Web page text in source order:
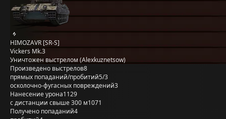
HIMOZAVR [SR-S]
Vickers Mk.3
Уничтожен выстрелом (Alexkuznetsow)
Произведено выстрелов8
прямых попаданий/пробитий5/3
осколочно-фугасных повреждений3
Нанесение урона1129
с дистанции свыше 300 м1071
Получено попаданий4